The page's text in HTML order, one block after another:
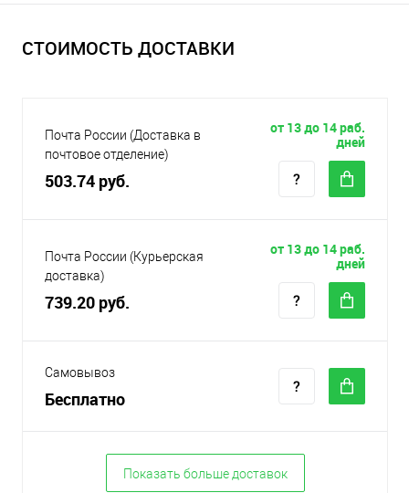
СТОИМОСТЬ ДОСТАВКИ
Почта России (Доставка в
почтовое отделение)
503.74 руб.
от 13 до 14 раб.
дней
Почта России (Курьерская
доставка)
739.20 руб.
от 13 до 14 раб.
дней
Самовывоз
Бесплатно
Показать больше доставок